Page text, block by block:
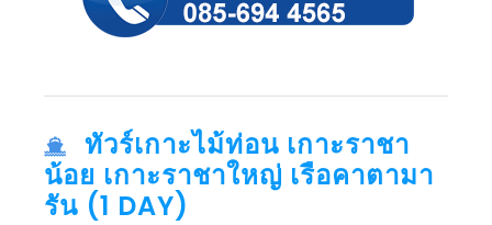
ทัวร์เกาะไม้ท่อน เกาะราชา
น้อย เกาะราชาใหญ่ เรือคาตามา
รัน (1 DAY)